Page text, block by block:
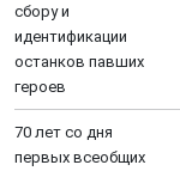
сбору и
идентификации
останков павших
героев
70 лет со дня
первых всеобщих